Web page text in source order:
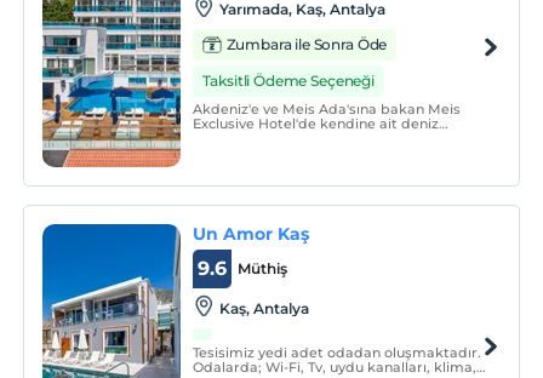
Yarımada, Kaş, Antalya
Zumbara ile Sonra Öde
Taksitli Ödeme Seçeneği
Akdeniz'e ve Meis Ada'sına bakan Meis
Exclusive Hotel'de kendine ait deniz
balkonunda jakuzi mevcuttur.
Un Amor Kaş
Müthiş
9.6
Kaş, Antalya
Tesisimiz yedi adet odadan oluşmaktadır.
Odalarda; Wi-Fi, Tv, uydu kanalları, klima,